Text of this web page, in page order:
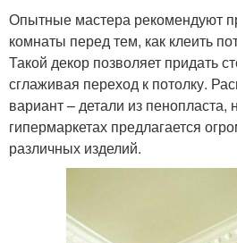
Опытные мастера рекомендуют
комнаты перед тем, как клеить
Такой декор позволяет придать
сглаживая переход к потолку.
вариант – детали из пенопласта,
гипермаркетах предлагается
различных изделий.